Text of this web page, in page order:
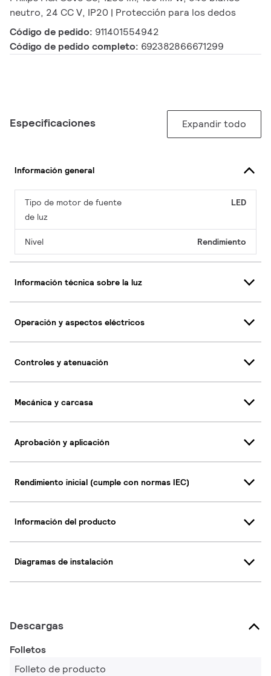
neutro, 24 CC V, IP20 | Protección para los dedos
Código de pedido: 911401554942
Código de pedido completo: 692382866671299
Especificaciones Expandir todo
Información general
Tipo de motor de fuente
de luz
LED
Nivel Rendimiento
Información técnica sobre la luz
Operación y aspectos eléctricos
Controles y atenuación
Mecánica y carcasa
Aprobación y aplicación
Rendimiento inicial (cumple con normas IEC)
Información del producto
Diagramas de instalación
Descargas
Folletos
Folleto de producto